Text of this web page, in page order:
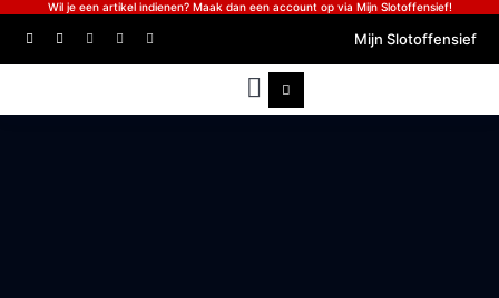
Wil je een artikel indienen? Maak dan een account op via Mijn Slotoffensief!
Mijn Slotoffensief